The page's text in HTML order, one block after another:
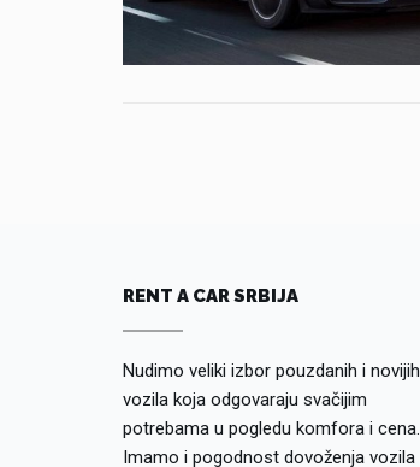
RENT A CAR SRBIJA
Nudimo veliki izbor pouzdanih i novijih
vozila koja odgovaraju svačijim
potrebama u pogledu komfora i cena.
Imamo i pogodnost dovoženja vozila